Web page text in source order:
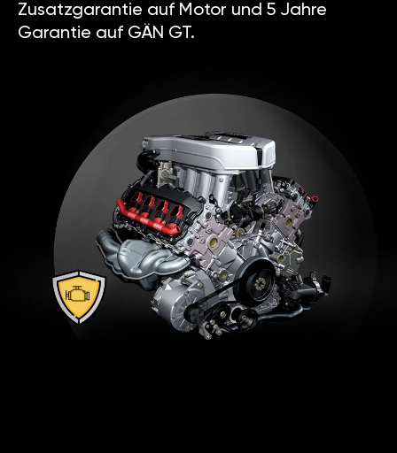
Zusatzgarantie auf Motor und 5 Jahre
Garantie auf GÄN GT.